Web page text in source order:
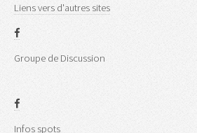
Liens vers d'autres sites
Groupe de Discussion
Infos spots